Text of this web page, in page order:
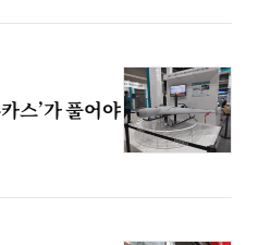
스’가 풀어야